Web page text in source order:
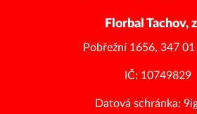
Florbal Tachov,
Pobřežní 1656, 347 01
IČ: 10749829
Datová schránka: